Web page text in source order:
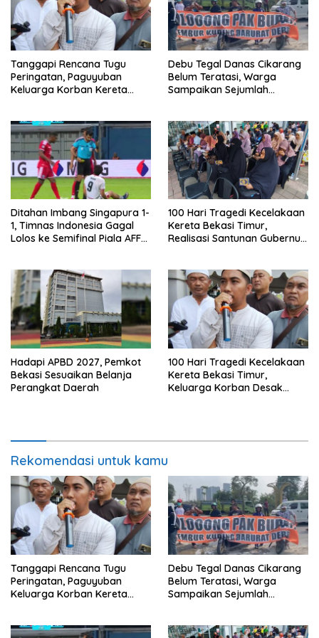
Tanggapi Rencana Tugu
Peringatan, Paguyuban
Keluarga Korban Kereta
Keselamatan Lebih Dulu
Debu Tegal Danas Cikarang
Belum Teratasi, Warga
Sampaikan Sejumlah
Ditahan Imbang Singapura 1-
1, Timnas Indonesia Gagal
Lolos ke Semifinal Piala AFF
100 Hari Tragedi Kecelakaan
Kereta Bekasi Timur,
Realisasi Santunan Gubernur
Hadapi APBD 2027, Pemkot
Bekasi Sesuaikan Belanja
Perangkat Daerah
100 Hari Tragedi Kecelakaan
Kereta Bekasi Timur,
Keluarga Korban Desak
Rekomendasi untuk kamu
Tanggapi Rencana Tugu
Peringatan, Paguyuban
Keluarga Korban Kereta
Keselamatan Lebih Dulu
Debu Tegal Danas Cikarang
Belum Teratasi, Warga
Sampaikan Sejumlah